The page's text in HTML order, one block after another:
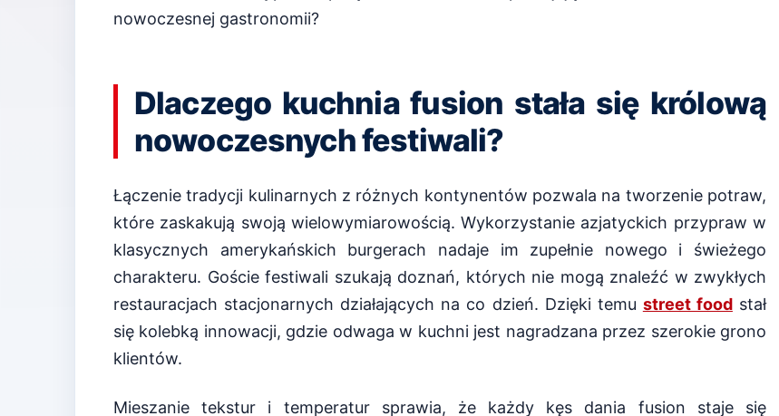
nowoczesnej gastronomii?
Dlaczego kuchnia fusion stała się królową
nowoczesnych festiwali?
Łączenie tradycji kulinarnych z różnych kontynentów pozwala na tworzenie potraw,
które zaskakują swoją wielowymiarowością. Wykorzystanie azjatyckich przypraw w
klasycznych amerykańskich burgerach nadaje im zupełnie nowego i świeżego
charakteru. Goście festiwali szukają doznań, których nie mogą znaleźć w zwykłych
restauracjach stacjonarnych działających na co dzień. Dzięki temu street foodstał
się kolebką innowacji, gdzie odwaga w kuchni jest nagradzana przez szerokie grono
klientów.
Mieszanie tekstur i temperatur sprawia, że każdy kęs dania fusion staje się